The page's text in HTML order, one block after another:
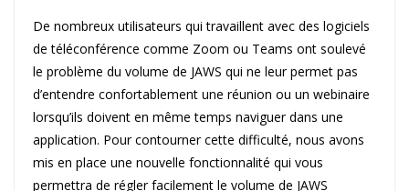
De nombreux utilisateurs qui travaillent avec des logiciels
de téléconférence comme Zoom ou Teams ont soulevé
le problème du volume de JAWS qui ne leur permet pas
d’entendre confortablement une réunion ou un webinaire
lorsqu’ils doivent en même temps naviguer dans une
application. Pour contourner cette difficulté, nous avons
mis en place une nouvelle fonctionnalité qui vous
permettra de régler facilement le volume de JAWS